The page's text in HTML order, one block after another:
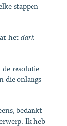
stappen
het dark
de resolutie
die onlangs
bedankt
Ik heb